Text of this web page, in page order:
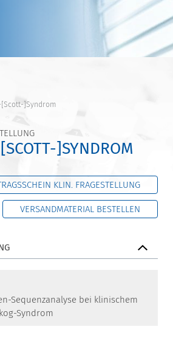
]Syndrom
]SYNDROM
KLIN. FRAGESTELLUNG
VERSANDMATERIAL BESTELLEN
Sequenzanalyse bei klinischem
Syndrom